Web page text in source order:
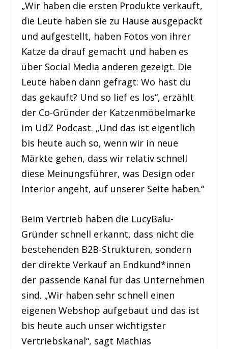
„Wir haben die ersten Produkte verkauft,
die Leute haben sie zu Hause ausgepackt
und aufgestellt, haben Fotos von ihrer
Katze da drauf gemacht und haben es
über Social Media anderen gezeigt. Die
Leute haben dann gefragt: Wo hast du
das gekauft? Und so lief es los“, erzählt
der Co-Gründer der Katzenmöbelmarke
im UdZ Podcast. „Und das ist eigentlich
bis heute auch so, wenn wir in neue
Märkte gehen, dass wir relativ schnell
diese Meinungsführer, was Design oder
Interior angeht, auf unserer Seite haben.“
Beim Vertrieb haben die LucyBalu-
Gründer schnell erkannt, dass nicht die
bestehenden B2B-Strukturen, sondern
der direkte Verkauf an Endkund*innen
der passende Kanal für das Unternehmen
sind. „Wir haben sehr schnell einen
eigenen Webshop aufgebaut und das ist
bis heute auch unser wichtigster
Vertriebskanal“, sagt Mathias